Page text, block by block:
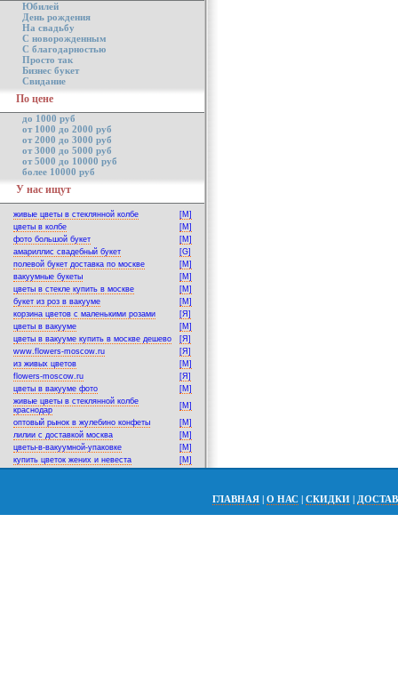
Юбилей
День рождения
На свадьбу
С новорожденным
С благодарностью
Просто так
Бизнес букет
Свидание
По цене
до 1000 руб
от 1000 до 2000 руб
от 2000 до 3000 руб
от 3000 до 5000 руб
от 5000 до 10000 руб
более 10000 руб
У нас ищут
живые цветы в стеклянной колбе
[M]
цветы в колбе
[M]
фото большой букет
[M]
амариллис свадебный букет
[G]
полевой букет доставка по москве
[M]
вакуумные букеты
[M]
цветы в стекле купить в москве
[M]
букет из роз в вакууме
[M]
корзина цветов с маленькими розами
[Я]
цветы в вакууме
[M]
цветы в вакууме купить в москве дешево
[Я]
www.flowers-moscow.ru
[Я]
из живых цветов
[M]
flowers-moscow.ru
[Я]
цветы в вакууме фото
[M]
живые цветы в стеклянной колбе
краснодар
[M]
оптовый рынок в жулебино конфеты
[M]
лилии с доставкой москва
[M]
цветы-в-вакуумной-упаковке
[M]
купить цветок жених и невеста
[M]
ГЛАВНАЯ | О НАС | СКИДКИ |